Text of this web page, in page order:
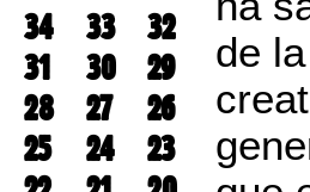
34
33
32
31
30
29
28
27
26
25
24
23
de